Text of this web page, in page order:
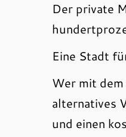
Der private
Eine Stadt
Wer mit
alternatives
und einen